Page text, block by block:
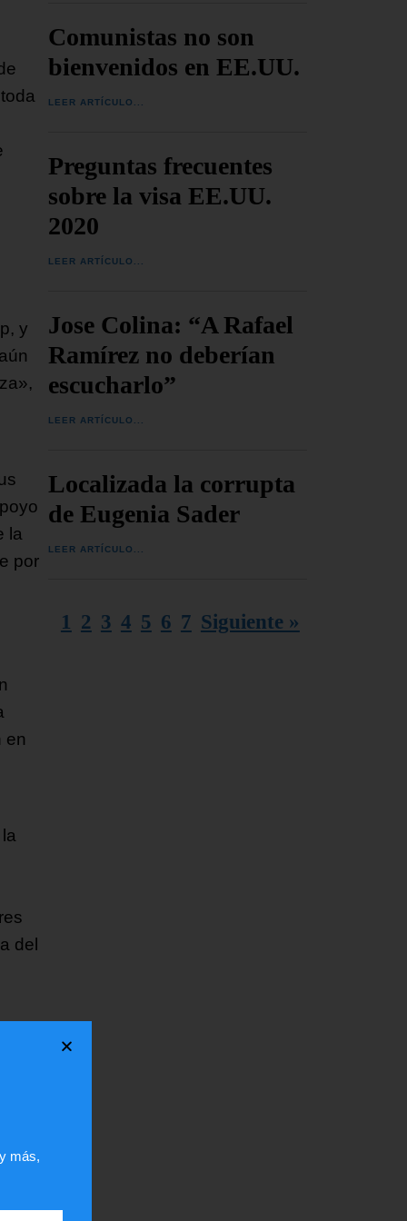
y
la
por
en
del
Comunistas no son
bienvenidos en EE.UU.
LEER ARTÍCULO...
Preguntas frecuentes
sobre la visa EE.UU.
2020
LEER ARTÍCULO...
Jose Colina: “A Rafael
Ramírez no deberían
escucharlo”
LEER ARTÍCULO...
Localizada la corrupta
de Eugenia Sader
LEER ARTÍCULO...
1 2 3 4 5 6 7 Siguiente »
más,